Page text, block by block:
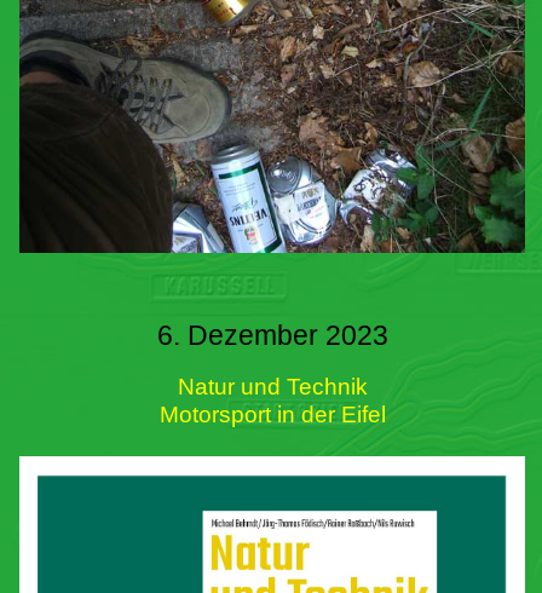
6. Dezember 2023
Natur und Technik
Motorsport in der Eifel